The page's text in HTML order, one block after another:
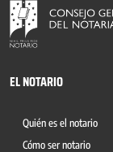
EL NOTARIO
Quién es el notario
Cómo ser notario